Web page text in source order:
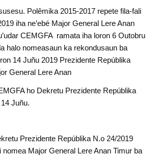
Polêmika 2015-2017 repete fila-fali
iha ne’ebé Major General Lere Anan
CEMGFA ramata iha loron 6 Outobru
halo nomeasaun ka rekondusaun ba
14 Juñu 2019 Prezidente Repúblika
General Lere Anan
ho Dekretu Prezidente Repúblika
Juñu.
Prezidente Repúblika N.o 24/2019
nomea Major General Lere Anan Timur ba